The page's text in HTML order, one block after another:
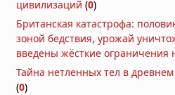
Как
атмосферы:
раскрыт
04.08.2026 в
цивилизаций (0)
Британская катастрофа:
зоной бедствия, урожай
введены жёсткие ограничения
Тайна нетленных тел в
(0)